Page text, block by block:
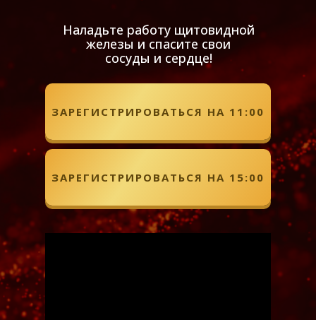
Наладьте работу щитовидной
железы и спасите свои
сосуды и сердце!
ЗАРЕГИСТРИРОВАТЬСЯ НА 11:00
ЗАРЕГИСТРИРОВАТЬСЯ НА 15:00